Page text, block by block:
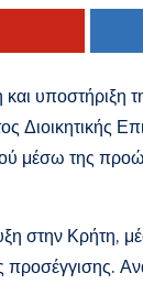
υποστήριξη
Διοικητικής
μέσω της
στην
προσέγγισης.